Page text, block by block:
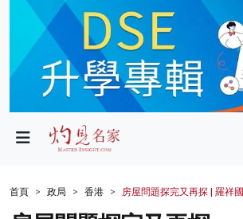
政局
財經
首頁 政局 香港 房屋問題探完又再探 | 羅祥國